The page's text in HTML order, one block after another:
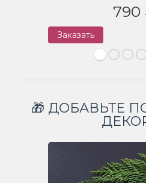
790
Заказать
🎁 ДОБАВЬТЕ